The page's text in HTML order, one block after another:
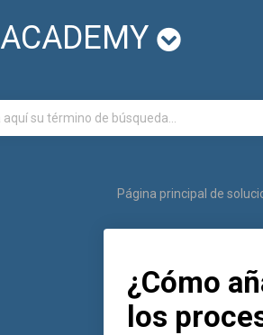
ACADEMY
Página principal de
¿Cómo
los